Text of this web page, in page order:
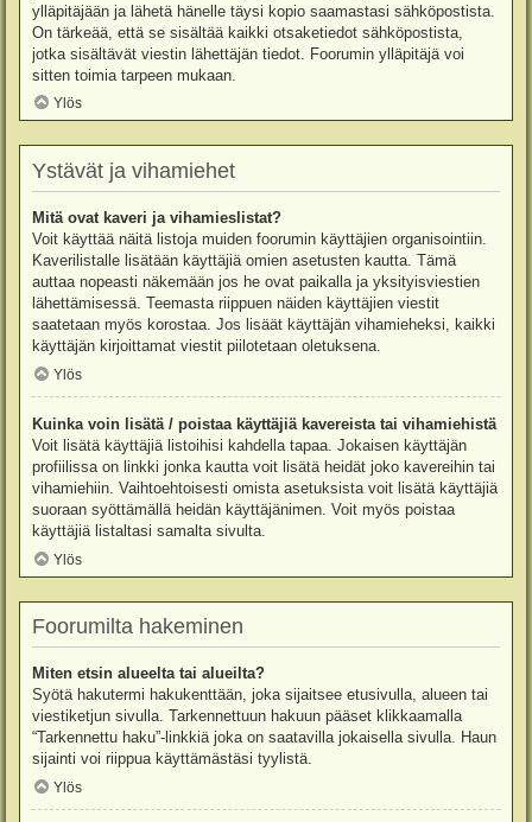
ylläpitäjään ja lähetä hänelle täysi kopio saamastasi sähköpostista.
On tärkeää, että se sisältää kaikki otsaketiedot sähköpostista,
jotka sisältävät viestin lähettäjän tiedot. Foorumin ylläpitäjä voi
sitten toimia tarpeen mukaan.
Ylös
Ystävät ja vihamiehet
Mitä ovat kaveri ja vihamieslistat?
Voit käyttää näitä listoja muiden foorumin käyttäjien organisointiin.
Kaverilistalle lisätään käyttäjiä omien asetusten kautta. Tämä
auttaa nopeasti näkemään jos he ovat paikalla ja yksityisviestien
lähettämisessä. Teemasta riippuen näiden käyttäjien viestit
saatetaan myös korostaa. Jos lisäät käyttäjän vihamieheksi, kaikki
käyttäjän kirjoittamat viestit piilotetaan oletuksena.
Ylös
Kuinka voin lisätä / poistaa käyttäjiä kavereista tai vihamiehistä
Voit lisätä käyttäjiä listoihisi kahdella tapaa. Jokaisen käyttäjän
profiilissa on linkki jonka kautta voit lisätä heidät joko kavereihin tai
vihamiehiin. Vaihtoehtoisesti omista asetuksista voit lisätä käyttäjiä
suoraan syöttämällä heidän käyttäjänimen. Voit myös poistaa
käyttäjiä listaltasi samalta sivulta.
Ylös
Foorumilta hakeminen
Miten etsin alueelta tai alueilta?
Syötä hakutermi hakukenttään, joka sijaitsee etusivulla, alueen tai
viestiketjun sivulla. Tarkennettuun hakuun pääset klikkaamalla
“Tarkennettu haku”-linkkiä joka on saatavilla jokaisella sivulla. Haun
sijainti voi riippua käyttämästäsi tyylistä.
Ylös